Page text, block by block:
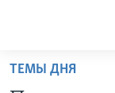
Перейти
ТЕМЫ ДНЯ